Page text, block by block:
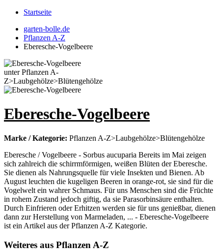
Startseite
garten-bolle.de
Pflanzen A-Z
Eberesche-Vogelbeere
Eberesche-Vogelbeere
Marke / Kategorie: Pflanzen A-Z>Laubgehölze>Blütengehölze
Eberesche / Vogelbeere - Sorbus aucuparia Bereits im Mai zeigen
sich zahlreich die schirrmförmigen, weißen Blüten der Eberesche.
Sie dienen als Nahrungsquelle für viele Insekten und Bienen. Ab
August leuchten die kugeligen Beeren in orange-rot, sie sind für die
Vogelwelt ein wahrer Schmaus. Für uns Menschen sind die Früchte
in rohem Zustand jedoch giftig, da sie Parasorbinsäure enthalten.
Durch Einfrieren oder Erhitzen werden sie für uns genießbar, dienen
dann zur Herstellung von Marmeladen, ... - Eberesche-Vogelbeere
ist ein Artikel aus der Pflanzen A-Z Kategorie.
Weiteres aus Pflanzen A-Z